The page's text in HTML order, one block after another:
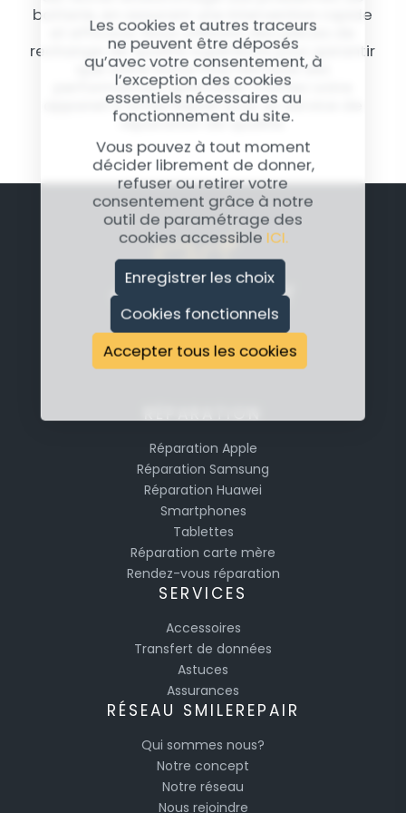
Les cookies et autres traceurs
ne peuvent être déposés
qu’avec votre consentement, à
l’exception des cookies
essentiels nécessaires au
fonctionnement du site.
Vous pouvez à tout moment
décider librement de donner,
refuser ou retirer votre
consentement grâce à notre
outil de paramétrage des
cookies accessible ICI.
Enregistrer les choix
Cookies fonctionnels
Accepter tous les cookies
batterie, en assurant une intervention rapide
et efficace. Nous utilisons des pièces de
rechange de qualité supérieure pour garantir
que votre Honor Play retrouve ses
performances optimales. Confiez votre
appareil à Smile Repair pour un service de
réparation de qualité.
Réparation Apple
Réparation Samsung
Réparation Huawei
Smartphones
Tablettes
Réparation carte mère
Rendez-vous réparation
SERVICES
Accessoires
Transfert de données
Astuces
Assurances
RÉSEAU SMILEREPAIR
Qui sommes nous?
Notre concept
Notre réseau
Nous rejoindre